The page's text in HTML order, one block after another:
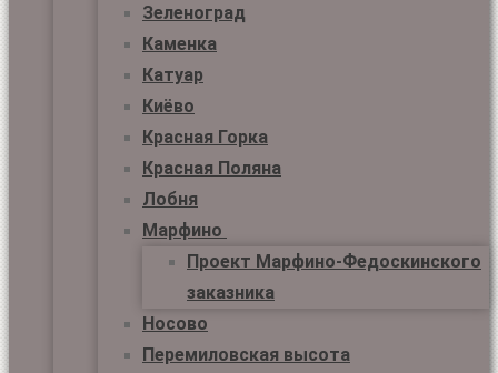
Зеленоград
Каменка
Катуар
Киёво
Красная Горка
Красная Поляна
Лобня
Марфино
Проект Марфино-Федоскинского
заказника
Носово
Перемиловская высота